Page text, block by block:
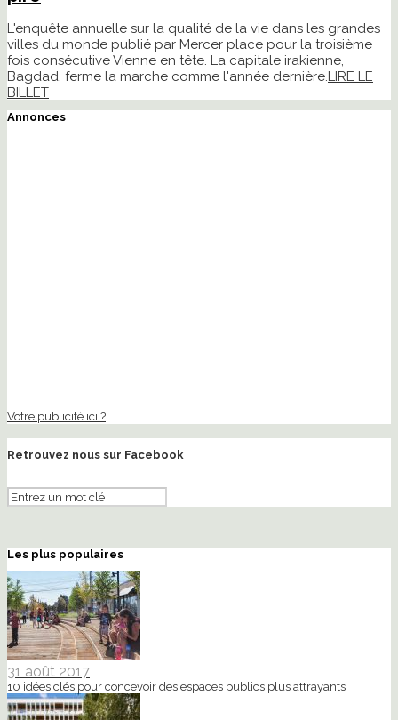
L'enquête annuelle sur la qualité de la vie dans les grandes
villes du monde publié par Mercer place pour la troisième
fois consécutive Vienne en tête. La capitale irakienne,
Bagdad, ferme la marche comme l'année dernière.LIRE LE
BILLET
Annonces
Votre publicité ici ?
Retrouvez nous sur Facebook
Les plus populaires
31 août 2017
10 idées clés pour concevoir des espaces publics plus attrayants